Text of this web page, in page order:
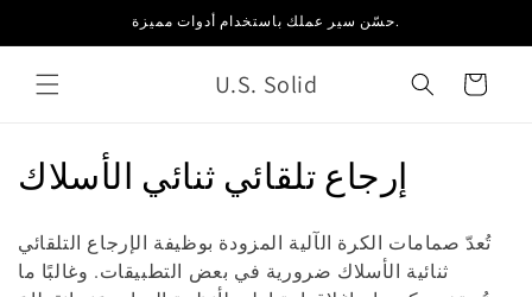
المحتوى
حسّن سير عملك باستخدام أدوات مميزة.
U.S. Solid العربة
م
م
إرجاع تلقائي ثنائي الأسلاك
تُعدّ صمامات الكرة الآلية المزودة بوظيفة الإرجاع التلقائي
ثنائية الأسلاك ضرورية في بعض التطبيقات. وغالبًا ما